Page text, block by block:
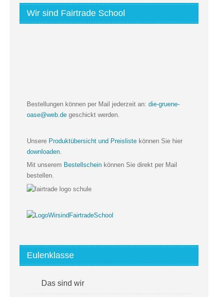
Wir sind Fairtrade School
Bestellungen können per Mail jederzeit an: die-gruene-
oase@web.de geschickt werden.
Unsere Produktübersicht und Preisliste können Sie hier
downloaden.
Mit unserem Bestellschein können Sie direkt per Mail
bestellen.
Eulenklasse
Das sind wir